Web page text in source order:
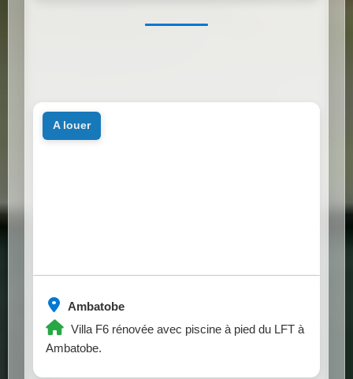
Ambatobe
Villa F6 rénovée avec piscine à pied du LFT à
Ambatobe.
a louer